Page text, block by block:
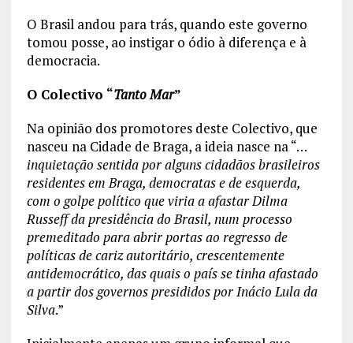
O Brasil andou para trás, quando este governo
tomou posse, ao instigar o ódio à diferença e à
democracia.
O Colectivo “Tanto Mar”
Na opinião dos promotores deste Colectivo, que
nasceu na Cidade de Braga, a ideia nasce na “…
inquietação sentida por alguns cidadãos brasileiros
residentes em Braga, democratas e de esquerda,
com o golpe político que viria a afastar Dilma
Russeff da presidência do Brasil, num processo
premeditado para abrir portas ao regresso de
políticas de cariz autoritário, crescentemente
antidemocrático, das quais o país se tinha afastado
a partir dos governos presididos por Inácio Lula da
Silva.”